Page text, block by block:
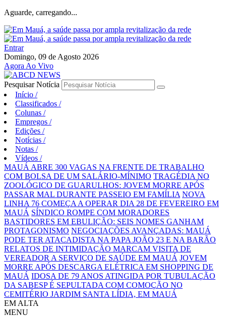
Aguarde, carregando...
Entrar
Domingo, 09 de Agosto 2026
Agora Ao Vivo
Pesquisar Notícia
Início /
Classificados /
Colunas /
Empregos /
Edições /
Notícias /
Notas /
Vídeos /
MAUÁ ABRE 300 VAGAS NA FRENTE DE TRABALHO
COM BOLSA DE UM SALÁRIO-MÍNIMO TRAGÉDIA NO
ZOOLÓGICO DE GUARULHOS: JOVEM MORRE APÓS
PASSAR MAL DURANTE PASSEIO EM FAMÍLIA NOVA
LINHA 76 COMEÇA A OPERAR DIA 28 DE FEVEREIRO EM
MAUÁ SÍNDICO ROMPE COM MORADORES
BASTIDORES EM EBULIÇÃO: SEIS NOMES GANHAM
PROTAGONISMO NEGOCIAÇÕES AVANÇADAS: MAUÁ
PODE TER ATACADISTA NA PAPA JOÃO 23 E NA BARÃO
RELATOS DE INTIMIDAÇÃO MARCAM VISITA DE
VEREADOR A SERVIÇO DE SAÚDE EM MAUÁ JOVEM
MORRE APÓS DESCARGA ELÉTRICA EM SHOPPING DE
MAUÁ IDOSA DE 79 ANOS ATINGIDA POR TUBULAÇÃO
DA SABESP É SEPULTADA COM COMOÇÃO NO
CEMITÉRIO JARDIM SANTA LÍDIA, EM MAUÁ
EM ALTA
MENU